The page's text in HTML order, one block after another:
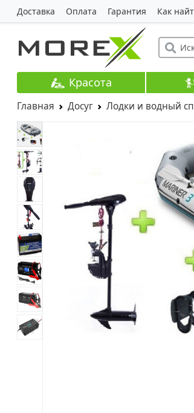
Доставка Оплата Гарантия Как
Красота
Главная Досуг Лодки и водный